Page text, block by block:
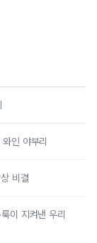
인 야부리
비결
이 지켜낸 우리